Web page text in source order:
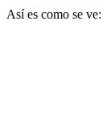
Así es como se ve: